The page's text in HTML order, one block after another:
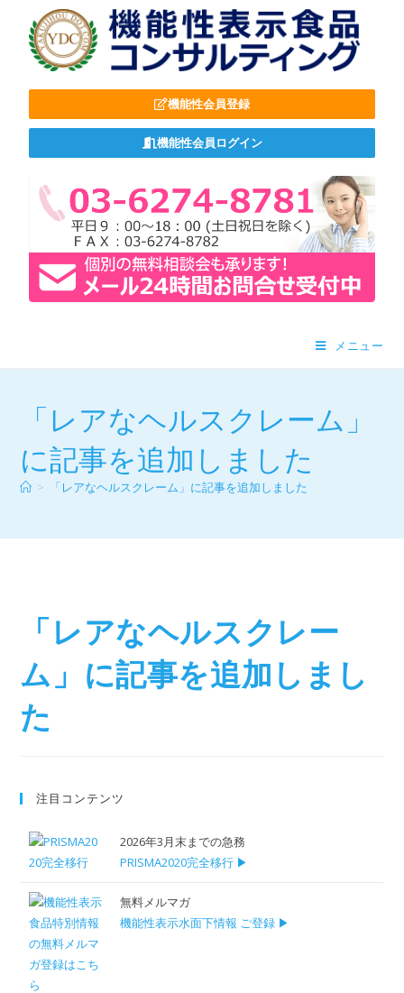
機能性会員登録
機能性会員ログイン
メニュー
「レアなヘルスクレーム」
に記事を追加しました
> 「レアなヘルスクレーム」に記事を追加しました
「レアなヘルスクレー
ム」に記事を追加しまし
た
注目コンテンツ
2026年3月末までの急務
PRISMA2020完全移行 ▶
無料メルマガ
機能性表示水面下情報 ご登録 ▶